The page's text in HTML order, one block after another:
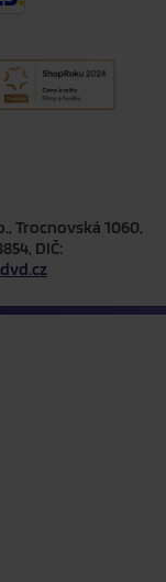
Trocnovská 1060,
DIČ: